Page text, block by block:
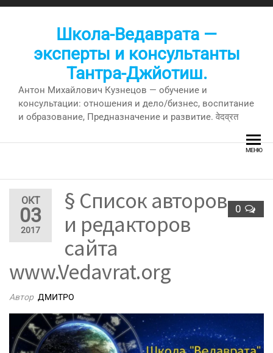
Перейти
Школа-Ведаврата —
эксперты и консультанты
Тантра-Джйотиш.
Антон Михайлович Кузнецов — обучение и
консультации: отношения и дело/бизнес, воспитание
и образование, Предназначение и развитие. वेदव्रत
МЕНЮ
ОКТ
03
2017
0
§ Список авторов
и редакторов
сайта
www.Vedavrat.org
Автор ДМИТРО